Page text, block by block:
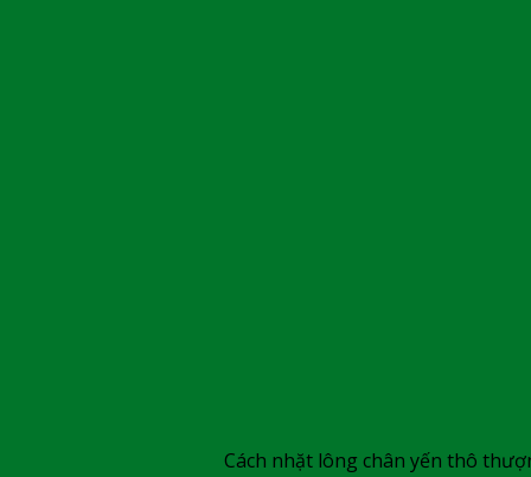
Cách nhặt lông chân yến thô